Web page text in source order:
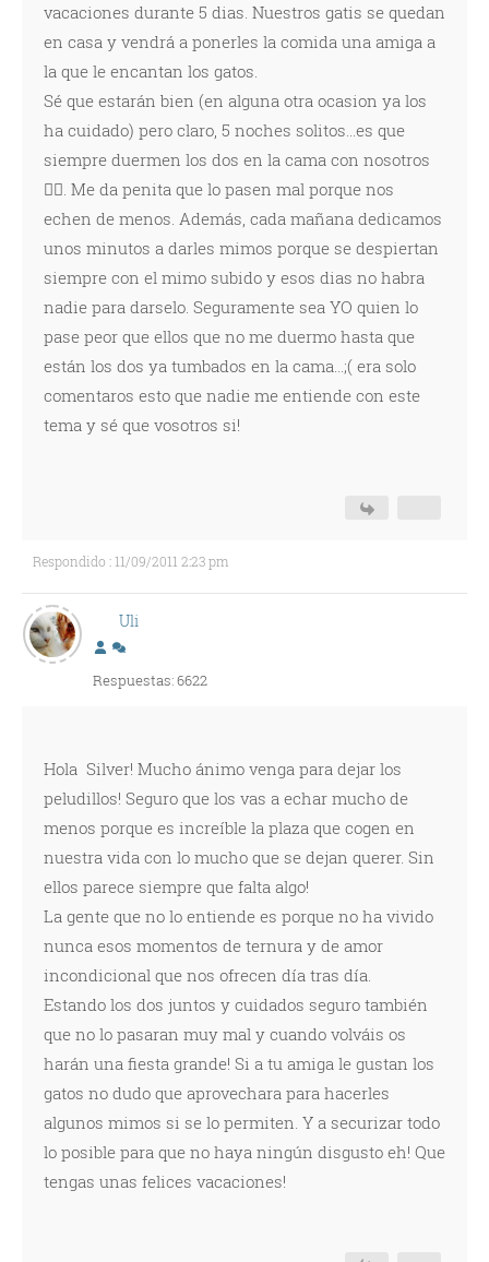
vacaciones durante 5 dias. Nuestros gatis se quedan
en casa y vendrá a ponerles la comida una amiga a
la que le encantan los gatos.
Sé que estarán bien (en alguna otra ocasion ya los
ha cuidado) pero claro, 5 noches solitos...es que
siempre duermen los dos en la cama con nosotros
🐱‍👓. Me da penita que lo pasen mal porque nos
echen de menos. Además, cada mañana dedicamos
unos minutos a darles mimos porque se despiertan
siempre con el mimo subido y esos dias no habra
nadie para darselo. Seguramente sea YO quien lo
pase peor que ellos que no me duermo hasta que
están los dos ya tumbados en la cama...;( era solo
comentaros esto que nadie me entiende con este
tema y sé que vosotros si!
Respondido : 11/09/2011 2:23 pm
Uli
Respuestas: 6622
Hola Silver! Mucho ánimo venga para dejar los
peludillos! Seguro que los vas a echar mucho de
menos porque es increíble la plaza que cogen en
nuestra vida con lo mucho que se dejan querer. Sin
ellos parece siempre que falta algo!
La gente que no lo entiende es porque no ha vivido
nunca esos momentos de ternura y de amor
incondicional que nos ofrecen día tras día.
Estando los dos juntos y cuidados seguro también
que no lo pasaran muy mal y cuando volváis os
harán una fiesta grande! Si a tu amiga le gustan los
gatos no dudo que aprovechara para hacerles
algunos mimos si se lo permiten. Y a securizar todo
lo posible para que no haya ningún disgusto eh! Que
tengas unas felices vacaciones!